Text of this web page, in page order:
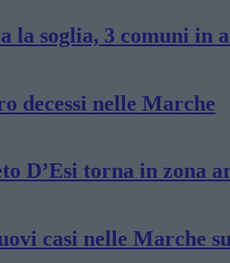
la soglia, 3 comuni in
decessi nelle Marche
D’Esi torna in zona
casi nelle Marche